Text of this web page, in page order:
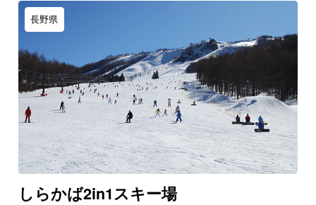
長野県
しらかば2in1スキー場